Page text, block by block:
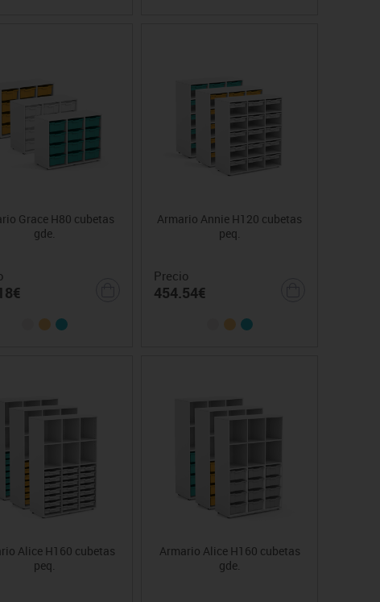
Grace H80 cubetas
gde.
Armario Annie H120 cubetas
peq.
Precio
454.54€
Alice H160 cubetas
peq.
Armario Alice H160 cubetas
gde.